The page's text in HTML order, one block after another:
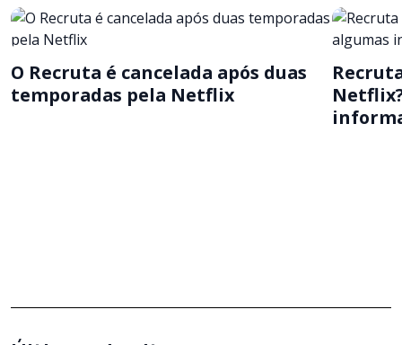
O Recruta é cancelada após duas
temporadas pela Netflix